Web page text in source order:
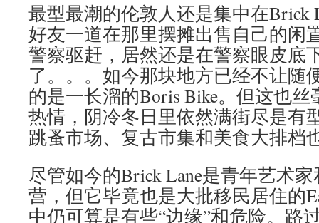
最型最潮的伦敦人还是集中在Brick
好友一道在那里摆摊出售自己的闲
警察驱赶，居然还是在警察眼皮底
了。。。如今那块地方已经不让随
的是一长溜的Boris Bike。但这也
热情，阴冷冬日里依然满街尽是有
跳蚤市场、复古市集和美食大排档
尽管如今的Brick Lane是青年艺术
营，但它毕竟也是大批移民居住的
中仍可算是有些“边缘”和危险。路